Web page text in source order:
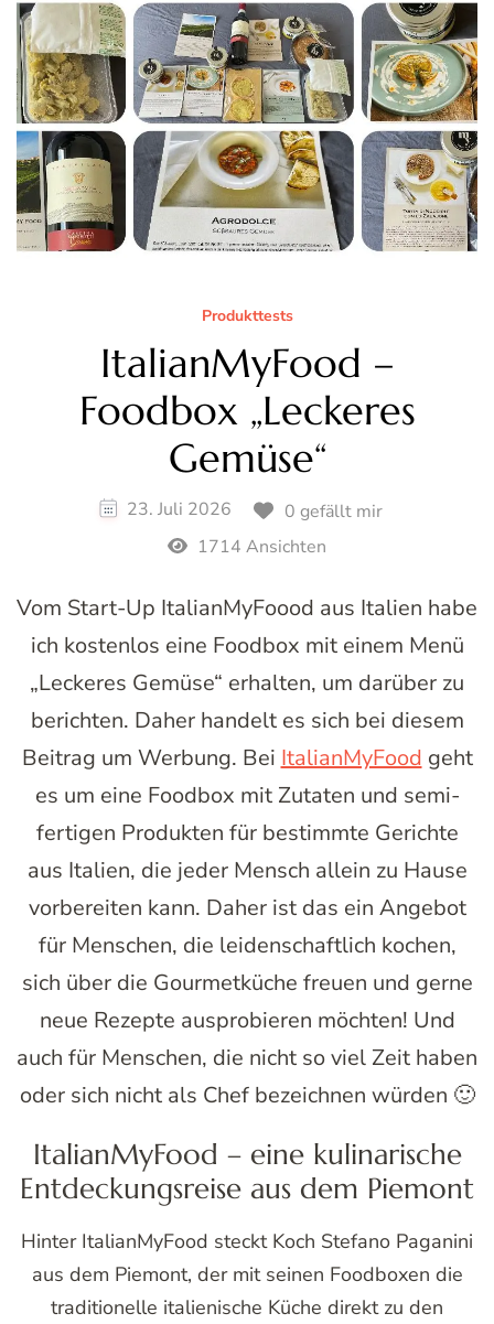
Produkttests
ItalianMyFood –
Foodbox „Leckeres
Gemüse“
23. Juli 2026
0 gefällt mir
1714 Ansichten
Vom Start-Up ItalianMyFoood aus Italien habe
ich kostenlos eine Foodbox mit einem Menü
„Leckeres Gemüse“ erhalten, um darüber zu
berichten. Daher handelt es sich bei diesem
Beitrag um Werbung. Bei ItalianMyFood geht
es um eine Foodbox mit Zutaten und semi-
fertigen Produkten für bestimmte Gerichte
aus Italien, die jeder Mensch allein zu Hause
vorbereiten kann. Daher ist das ein Angebot
für Menschen, die leidenschaftlich kochen,
sich über die Gourmetküche freuen und gerne
neue Rezepte ausprobieren möchten! Und
auch für Menschen, die nicht so viel Zeit haben
oder sich nicht als Chef bezeichnen würden 🙂
ItalianMyFood – eine kulinarische
Entdeckungsreise aus dem Piemont
Hinter ItalianMyFood steckt Koch Stefano Paganini
aus dem Piemont, der mit seinen Foodboxen die
traditionelle italienische Küche direkt zu den